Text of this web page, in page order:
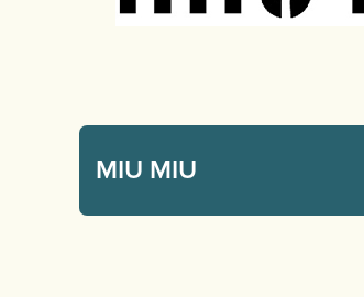
MIU MIU